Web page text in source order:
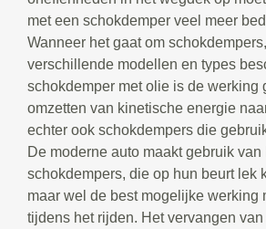
met een schokdemper veel meer
Wanneer het gaat om
verschillende modellen en types
schokdemper met olie is de werking
omzetten van kinetische energie
echter ook schokdempers die
De moderne auto maakt gebruik
schokdempers, die op hun beurt lek
maar wel de best mogelijke werking
tijdens het rijden. Het vervangen van